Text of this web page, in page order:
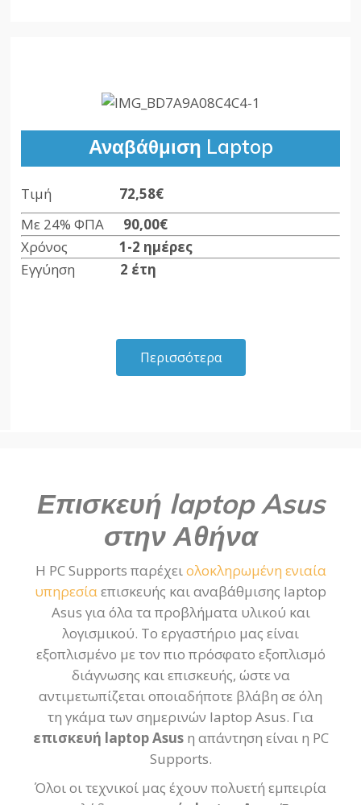
Αναβάθμιση Laptop
Τιμή 72,58€
Με 24% ΦΠΑ 90,00€
Χρόνος1-2 ημέρες
Εγγύηση 2 έτη
Περισσότερα
Επισκευή laptop Asus
στην Αθήνα
Η PC Supports παρέχει ολοκληρωμένη ενιαία
υπηρεσία επισκευής και αναβάθμισης laptop
Asus για όλα τα προβλήματα υλικού και
λογισμικού. Το εργαστήριο μας είναι
εξοπλισμένο με τον πιο πρόσφατο εξοπλισμό
διάγνωσης και επισκευής, ώστε να
αντιμετωπίζεται οποιαδήποτε βλάβη σε όλη
τη γκάμα των σημερινών laptop Asus. Για
επισκευή laptop Asusη απάντηση είναι η PC
Supports.
Όλοι οι τεχνικοί μας έχουν πολυετή εμπειρία